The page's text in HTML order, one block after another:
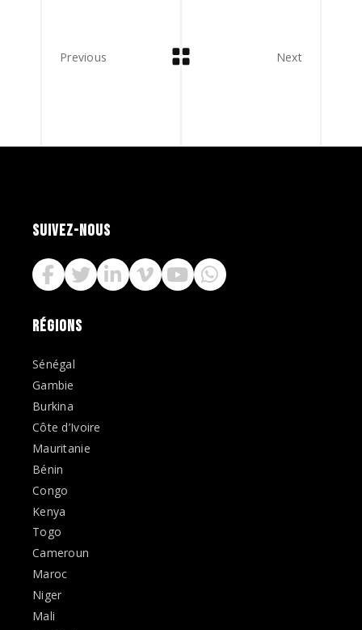
Previous Next
SUIVEZ-NOUS
RÉGIONS
Sénégal
Gambie
Burkina
Côte d’Ivoire
Mauritanie
Bénin
Congo
Kenya
Togo
Cameroun
Maroc
Niger
Mali